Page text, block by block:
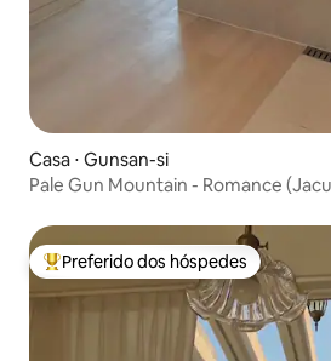
Casa ⋅ Gunsan-si
Pale Gun Mountain - Romance
Entre os melhores preferidos dos
Preferido dos hóspedes